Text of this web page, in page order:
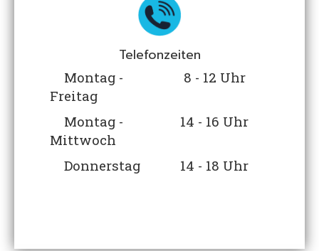
Telefonzeiten
Montag -
Freitag
8 - 12 Uhr
Montag -
Mittwoch
14 - 16 Uhr
Donnerstag 14 - 18 Uhr